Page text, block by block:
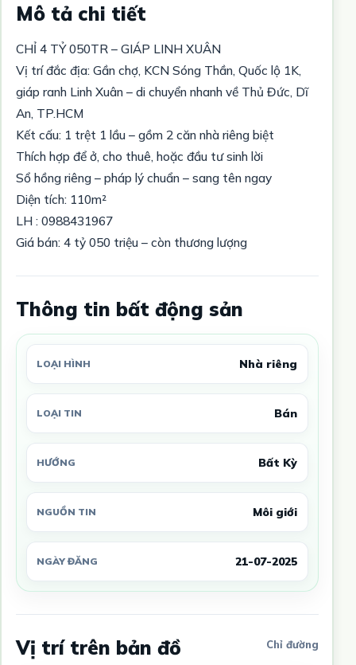
Mô tả chi tiết
CHỈ 4 TỶ 050TR – GIÁP LINH XUÂN
Vị trí đắc địa: Gần chợ, KCN Sóng Thần, Quốc lộ 1K,
giáp ranh Linh Xuân – di chuyển nhanh về Thủ Đức, Dĩ
An, TP.HCM
Kết cấu: 1 trệt 1 lầu – gồm 2 căn nhà riêng biệt
Thích hợp để ở, cho thuê, hoặc đầu tư sinh lời
Sổ hồng riêng – pháp lý chuẩn – sang tên ngay
Diện tích: 110m²
LH : 0988431967
Giá bán: 4 tỷ 050 triệu – còn thương lượng
Thông tin bất động sản
LOẠI HÌNH Nhà riêng
LOẠI TIN Bán
HƯỚNG Bất Kỳ
NGUỒN TIN Môi giới
NGÀY ĐĂNG 21-07-2025
Vị trí trên bản đồ Chỉ đường